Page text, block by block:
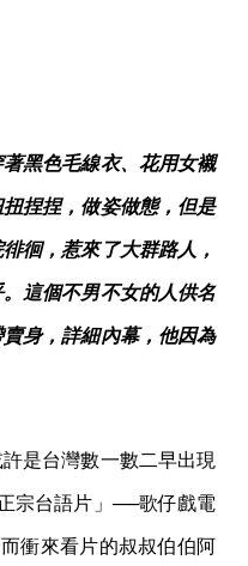
黑色毛線衣、花用女襯
捏捏，做姿做態，但是
徊，惹來了大群路人，
這個不男不女的人供名
身，詳細內幕，他因為
是台灣數一數二早出現
宗台語片」──歌仔戲電
衝來看片的叔叔伯伯阿